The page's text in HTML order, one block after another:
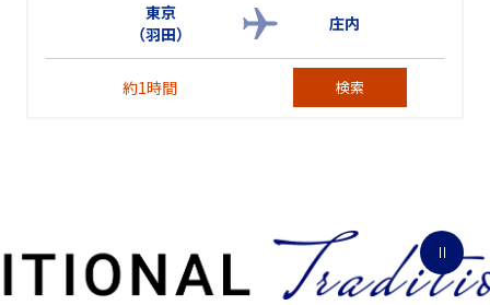
東京
（羽田）
庄内
約1時間 検索